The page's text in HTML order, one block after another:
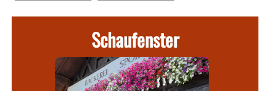
Schaufenster